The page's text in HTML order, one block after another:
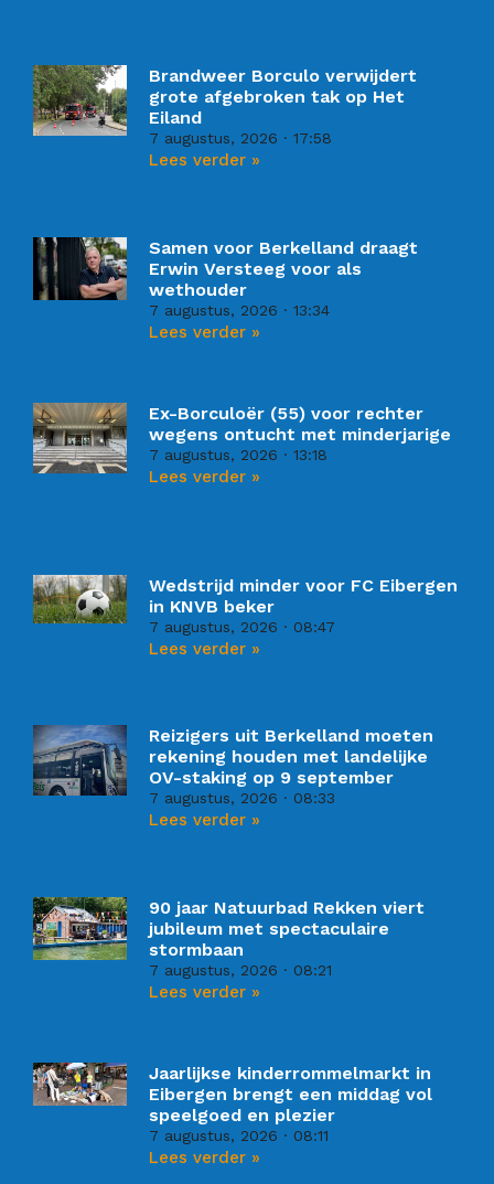
Brandweer Borculo verwijdert
grote afgebroken tak op Het
Eiland
7 augustus, 2026 17:58
Lees verder »
Samen voor Berkelland draagt
Erwin Versteeg voor als
wethouder
7 augustus, 2026 13:34
Lees verder »
Ex-Borculoër (55) voor rechter
wegens ontucht met minderjarige
7 augustus, 2026 13:18
Lees verder »
Wedstrijd minder voor FC Eibergen
in KNVB beker
7 augustus, 2026 08:47
Lees verder »
Reizigers uit Berkelland moeten
rekening houden met landelijke
OV-staking op 9 september
7 augustus, 2026 08:33
Lees verder »
90 jaar Natuurbad Rekken viert
jubileum met spectaculaire
stormbaan
7 augustus, 2026 08:21
Lees verder »
Jaarlijkse kinderrommelmarkt in
Eibergen brengt een middag vol
speelgoed en plezier
7 augustus, 2026 08:11
Lees verder »